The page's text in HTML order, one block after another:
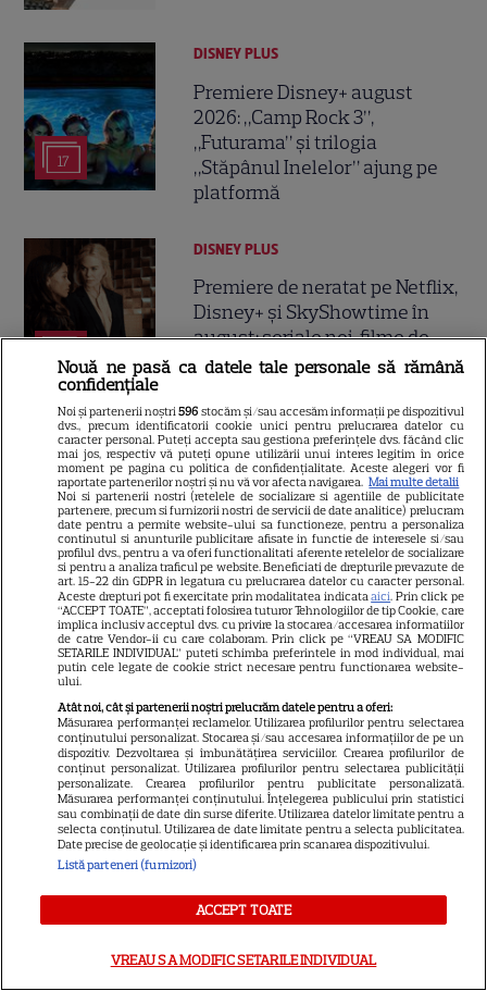
17
DISNEY PLUS
Premiere Disney+ august
2026: „Camp Rock 3”,
„Futurama” și trilogia
„Stăpânul Inelelor” ajung pe
platformă
15
DISNEY PLUS
Premiere de neratat pe Netflix,
Disney+ și SkyShowtime în
august: seriale noi, filme de
colecție și vedete de top
5
CINEMA
Eli Roth revine cu „Omul cu
înghețata mortală”. Filmul
horror în care copiii devin
criminali după ce mănâncă
înghețată
11
VEDETE STRĂINE
„Povestea peștelui posac”,
dintr-un bestseller The New
York Times, ajunge în
cinematografe pe 7 august
16
NETFLIX
Noutăți Netflix în august 2026:
noile sezoane din „Outer
Banks” și „Un veac de
singurătate”
Nouă ne pasă ca datele tale personale să rămână
confidențiale
Noi și partenerii noștri596 stocăm și/sau accesăm informații pe dispozitivul
dvs., precum identificatorii cookie unici pentru prelucrarea datelor cu
caracter personal. Puteți accepta sau gestiona preferințele dvs. făcând clic
mai jos, respectiv vă puteți opune utilizării unui interes legitim în orice
moment pe pagina cu politica de confidențialitate. Aceste alegeri vor fi
raportate partenerilor noștri și nu vă vor afecta navigarea. Mai multe detalii
Noi si partenerii nostri (retelele de socializare si agentiile de publicitate
partenere, precum si furnizorii nostri de servicii de date analitice) prelucram
date pentru a permite website-ului sa functioneze, pentru a personaliza
continutul si anunturile publicitare afisate in functie de interesele si/sau
profilul dvs., pentru a va oferi functionalitati aferente retelelor de socializare
si pentru a analiza traficul pe website. Beneficiati de drepturile prevazute de
art. 15-22 din GDPR in legatura cu prelucrarea datelor cu caracter personal.
Aceste drepturi pot fi exercitate prin modalitatea indicataaici. Prin click pe
“ACCEPT TOATE”, acceptati folosirea tuturor Tehnologiilor de tip Cookie, care
implica inclusiv acceptul dvs. cu privire la stocarea/accesarea informatiilor
de catre Vendor-ii cu care colaboram. Prin click pe “VREAU SA MODIFIC
SETARILE INDIVIDUAL” puteti schimba preferintele in mod individual, mai
putin cele legate de cookie strict necesare pentru functionarea website-
ului.
Atât noi, cât și partenerii noștri prelucrăm datele pentru a oferi:
Măsurarea performanței reclamelor. Utilizarea profilurilor pentru selectarea
conținutului personalizat. Stocarea și/sau accesarea informațiilor de pe un
dispozitiv. Dezvoltarea și îmbunătățirea serviciilor. Crearea profilurilor de
conținut personalizat. Utilizarea profilurilor pentru selectarea publicității
personalizate. Crearea profilurilor pentru publicitate personalizată.
Măsurarea performanței conținutului. Înțelegerea publicului prin statistici
sau combinații de date din surse diferite. Utilizarea datelor limitate pentru a
selecta conținutul. Utilizarea de date limitate pentru a selecta publicitatea.
Date precise de geolocație și identificarea prin scanarea dispozitivului.
Listă parteneri (furnizori)
ACCEPT TOATE
VREAU SA MODIFIC SETARILE INDIVIDUAL